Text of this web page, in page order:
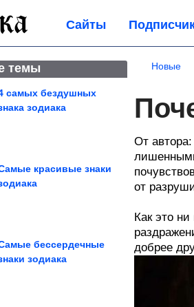
Сайты
темы
самых бездушных
зодиака
красивые знаки
бессердечные
зодиака
Новые
От
от
Как это
добрее